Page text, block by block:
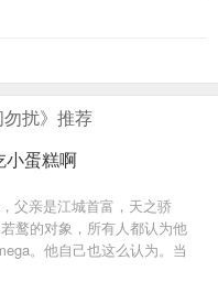
勿扰》推荐
小蛋糕啊
父亲是江城首富，天之骄
鹜的对象，所有人都认为他
。他自己也这么认为。当